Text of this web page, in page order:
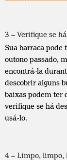
3 – Verifique se
Sua barraca pode
outono passado,
encontrá-la
descobrir alguns
baixas podem ter
verifique se há
usá-lo.
4 – Limpo, limpo,